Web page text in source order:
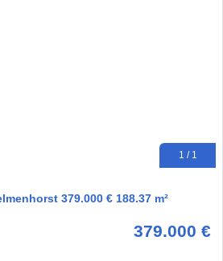
1 / 1
379.000 € 188.37 m²
379.000 €